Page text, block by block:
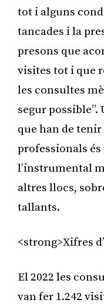
tot i alguns
tancades i la
presons que
visites tot i que
les consultes
segur possible”.
que han de
professionals
l’instrumental
altres llocs,
tallants.
<strong>Xifres
El 2022 les
van fer 1.242